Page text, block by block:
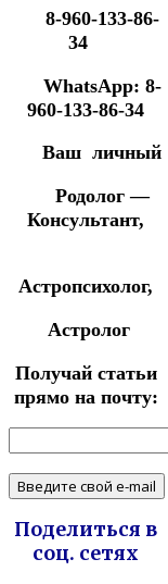
8-960-133-86-
34
WhatsApp: 8-
960-133-86-34
Ваш личный
Родолог —
Консультант,
Астропсихолог,
Астролог
Получай статьи
прямо на почту:
Поделиться в
соц. сетях